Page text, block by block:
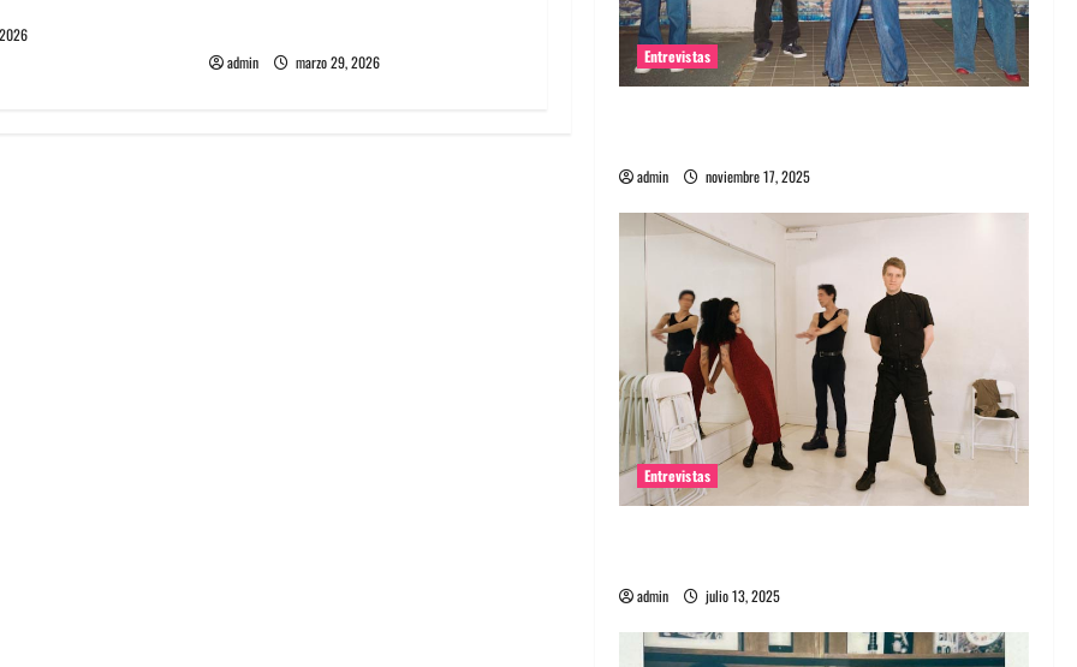
admin marzo 29, 2026 Entrevistas
admin noviembre 17, 2025
Entrevistas
admin julio 13, 2025